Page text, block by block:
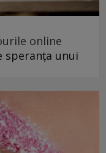
online
speranța unui